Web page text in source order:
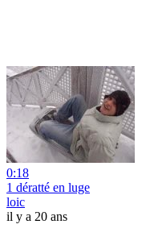
0:18
1 dératté en luge
loic
il y a 20 ans